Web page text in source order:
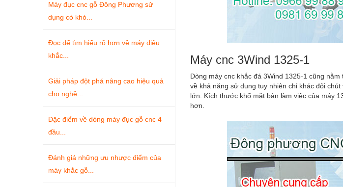
Máy đục cnc gỗ Đông Phương sử
dụng có khó...
Đọc để tìm hiểu rõ hơn về máy điêu
khắc...
Giải pháp đột phá nâng cao hiệu quả
cho nghề...
Đặc điểm về dòng máy đục gỗ cnc 4
đầu...
Đánh giá những ưu nhược điểm của
máy khắc gỗ...
Máy cnc 3Wind 1325-1
Dòng máy cnc khắc đá 3Wind 1325-1 cũng
về khả năng sử dụng tuy nhiên chỉ khác đôi
lớn. Kích thước khổ mặt bàn làm việc của máy
hơn.